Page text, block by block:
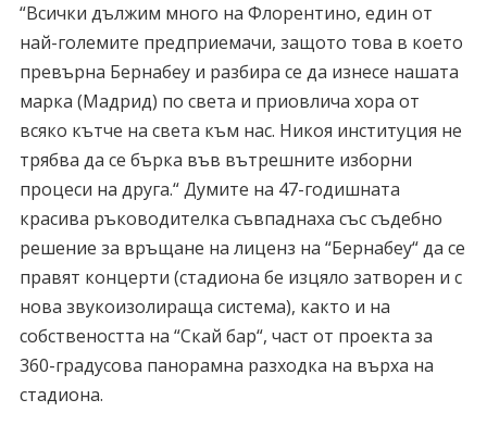
“Всички дължим много на Флорентино, един от
най-големите предприемачи, защото това в което
превърна Бернабеу и разбира се да изнесе нашата
марка (Мадрид) по света и приовлича хора от
всяко кътче на света към нас. Никоя институция не
трябва да се бърка във вътрешните изборни
процеси на друга.“ Думите на 47-годишната
красива ръководителка съвпаднаха със съдебно
решение за връщане на лиценз на “Бернабеу“ да се
правят концерти (стадиона бе изцяло затворен и с
нова звукоизолираща система), както и на
собствеността на “Скай бар“, част от проекта за
360-градусова панорамна разходка на върха на
стадиона.